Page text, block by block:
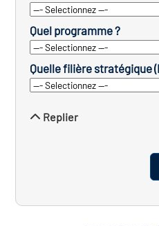
Quel programme ?
Quelle filière stratégique
Replier